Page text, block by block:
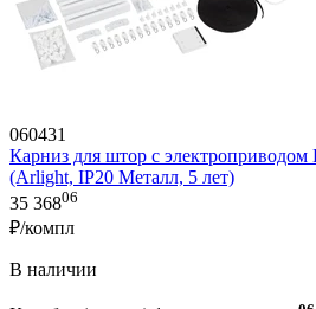
060431
Карниз для штор с
(Arlight, IP20 Металл, 5 лет)
35 36806
₽/компл
В наличии